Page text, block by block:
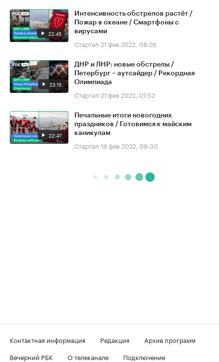
22:45
Интенсивность обстрелов растёт /
Пожар в океане / Смартфоны с
вирусами
Стартап 21 фев 2022, 08:26
23:15
ДНР и ЛНР: новые обстрелы /
Петербург – аутсайдер / Рекордная
Олимпиада
Стартап 21 фев 2022, 07:52
22:47
Печальные итоги новогодних
праздников / Готовимся к майским
каникулам
Стартап 18 фев 2022, 08:30
Контактная информация Редакция
Архив программ
Вечерний РБК
О телеканале
Подключение